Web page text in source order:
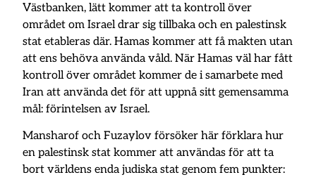
Västbanken, lätt kommer att ta kontroll över
området om Israel drar sig tillbaka och en palestinsk
stat etableras där. Hamas kommer att få makten utan
att ens behöva använda våld. När Hamas väl har fått
kontroll över området kommer de i samarbete med
Iran att använda det för att uppnå sitt gemensamma
mål: förintelsen av Israel.
Mansharof och Fuzaylov försöker här förklara hur
en palestinsk stat kommer att användas för att ta
bort världens enda judiska stat genom fem punkter: